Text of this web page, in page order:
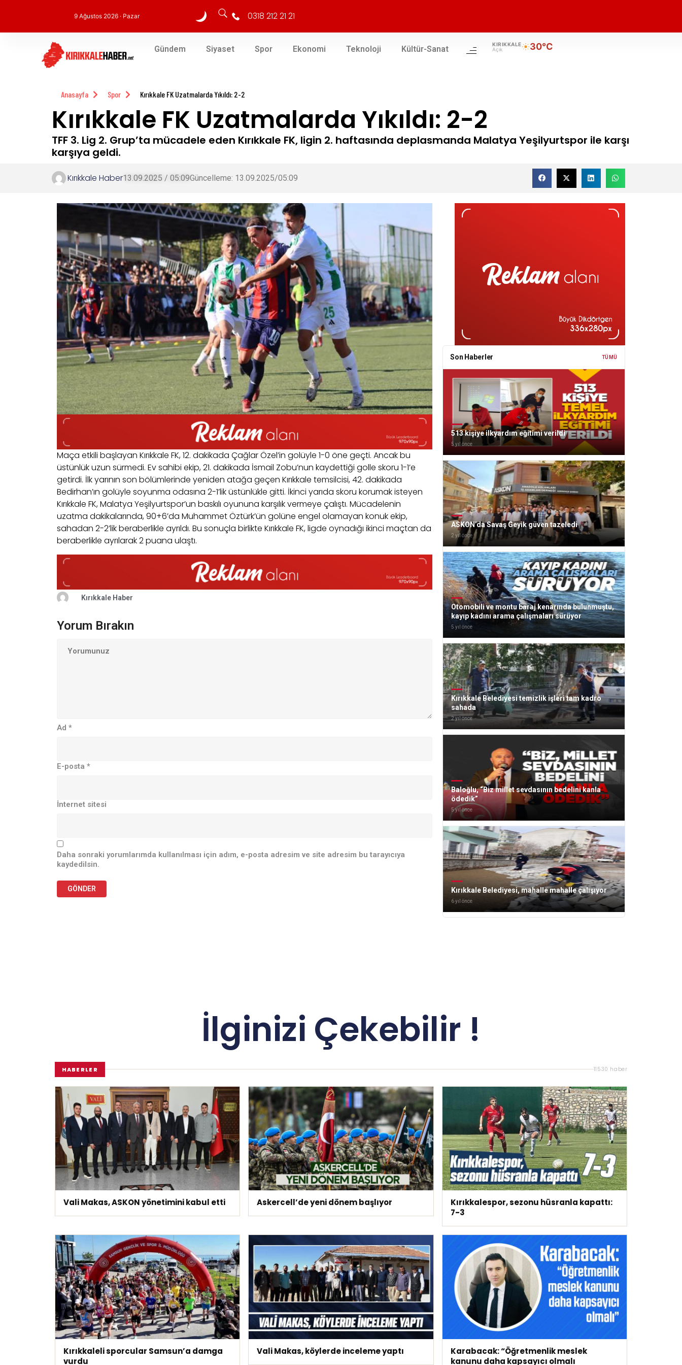
9 Ağustos 2026 · Pazar 0318 212 21 21
Gündem Siyaset Spor Ekonomi Teknoloji Kültür-Sanat
KIRIKKALE
Açık
30°C
Anasayfa Spor Kırıkkale FK Uzatmalarda Yıkıldı: 2-2
Kırıkkale FK Uzatmalarda Yıkıldı: 2-2
TFF 3. Lig 2. Grup’ta mücadele eden Kırıkkale FK, ligin 2. haftasında deplasmanda Malatya Yeşilyurtspor ile karşı
karşıya geldi.
Kırıkkale Haber13.09.2025 / 05:09Güncelleme: 13.09.2025/05:09
Maça etkili başlayan Kırıkkale FK, 12. dakikada Çağlar Özel’in golüyle 1-0 öne geçti. Ancak bu
üstünlük uzun sürmedi. Ev sahibi ekip, 21. dakikada İsmail Zobu’nun kaydettiği golle skoru 1-1’e
getirdi. İlk yarının son bölümlerinde yeniden atağa geçen Kırıkkale temsilcisi, 42. dakikada
Bedirhan’ın golüyle soyunma odasına 2-1’lik üstünlükle gitti. İkinci yarıda skoru korumak isteyen
Kırıkkale FK, Malatya Yeşilyurtspor’un baskılı oyununa karşılık vermeye çalıştı. Mücadelenin
uzatma dakikalarında, 90+6’da Muhammet Öztürk’ün golüne engel olamayan konuk ekip,
sahadan 2-2’lik beraberlikle ayrıldı. Bu sonuçla birlikte Kırıkkale FK, ligde oynadığı ikinci maçtan da
beraberlikle ayrılarak 2 puana ulaştı.
Kırıkkale Haber
Yorum Bırakın
Ad *
E-posta *
İnternet sitesi
Daha sonraki yorumlarımda kullanılması için adım, e-posta adresim ve site adresim bu tarayıcıya
kaydedilsin.
Son Haberler TÜMÜ
513 kişiye ilkyardım eğitimi verildi
5 yıl önce
ASKON’da Savaş Geyik güven tazeledi
2 yıl önce
Otomobili ve montu baraj kenarında bulunmuştu,
kayıp kadını arama çalışmaları sürüyor
5 yıl önce
Kırıkkale Belediyesi temizlik işleri tam kadro
sahada
2 yıl önce
Baloğlu, “Biz millet sevdasının bedelini kanla
ödedik”
5 yıl önce
Kırıkkale Belediyesi, mahalle mahalle çalışıyor
6 yıl önce
İlginizi Çekebilir !
HABERLER 11530 haber
Vali Makas, ASKON yönetimini kabul etti Askercell’de yeni dönem başlıyor
Kırıkkalespor, sezonu hüsranla kapattı:
7-3
Kırıkkaleli sporcular Samsun’a damga
vurdu
Vali Makas, köylerde inceleme yaptı
Karabacak: “Öğretmenlik meslek
kanunu daha kapsayıcı olmalı